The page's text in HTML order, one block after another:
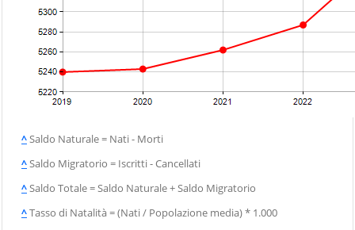
^Saldo Naturale = Nati - Morti
^Saldo Migratorio = Iscritti - Cancellati
^Saldo Totale = Saldo Naturale + Saldo Migratorio
^Tasso di Natalità = (Nati / Popolazione media) * 1.000